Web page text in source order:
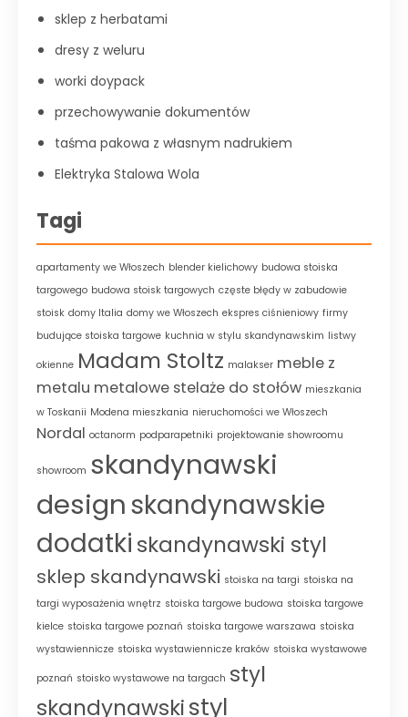
sklep z herbatami
dresy z weluru
worki doypack
przechowywanie dokumentów
taśma pakowa z własnym nadrukiem
Elektryka Stalowa Wola
Tagi
apartamenty we Włoszech blender kielichowy budowa stoiska
targowego budowa stoisk targowych częste błędy w zabudowie
stoisk domy Italia domy we Włoszech ekspres ciśnieniowy firmy
budujące stoiska targowe kuchnia w stylu skandynawskim listwy
okienne Madam Stoltz malakser meble z
metalu metalowe stelaże do stołów mieszkania
w Toskanii Modena mieszkania nieruchomości we Włoszech
Nordal octanorm podparapetniki projektowanie showroomu
showroom skandynawski
designskandynawskie
dodatki skandynawski styl
sklep skandynawski stoiska na targi stoiska na
targi wyposażenia wnętrz stoiska targowe budowa stoiska targowe
kielce stoiska targowe poznań stoiska targowe warszawa stoiska
wystawiennicze stoiska wystawiennicze kraków stoiska wystawowe
poznań stoisko wystawowe na targach styl
skandynawskistyl